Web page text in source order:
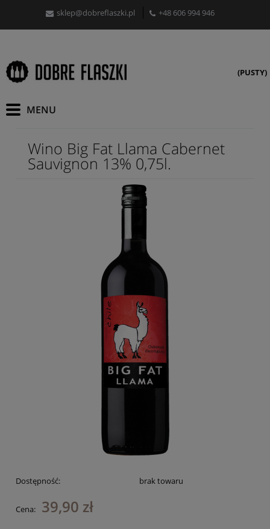
sklep@dobreflaszki.pl +48 606 994 946
(PUSTY)
Wino Big Fat Llama Cabernet
Sauvignon 13% 0,75l.
Dostępność: brak towaru
Cena: 39,90 zł